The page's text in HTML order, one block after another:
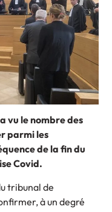
vu le nombre des
parmi les
de la fin du
Covid.
tribunal de
à un degré